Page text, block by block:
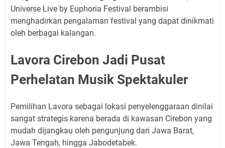
Universe Live by Euphoria Festival berambisi
menghadirkan pengalaman festival yang dapat dinikmati
oleh berbagai kalangan.
Lavora Cirebon Jadi Pusat
Perhelatan Musik Spektakuler
Pemilihan Lavora sebagai lokasi penyelenggaraan dinilai
sangat strategis karena berada di kawasan Cirebon yang
mudah dijangkau oleh pengunjung dari Jawa Barat,
Jawa Tengah, hingga Jabodetabek.